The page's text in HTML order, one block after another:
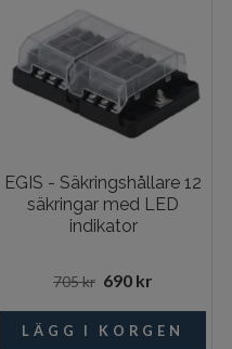
EGIS - Säkringshållare 12
säkringar med LED
indikator
705 kr 690 kr